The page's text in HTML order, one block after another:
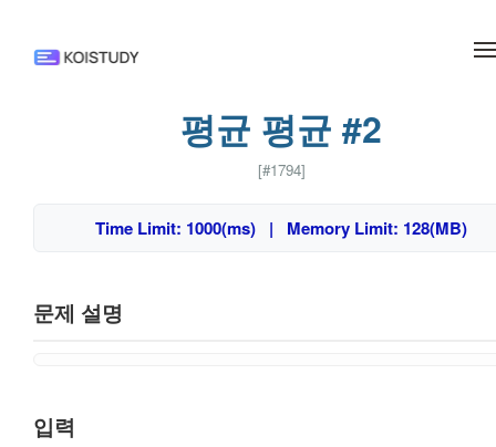
평균 평균 #2
[#1794]
Time Limit: 1000(ms) | Memory Limit: 128(MB)
문제 설명
입력